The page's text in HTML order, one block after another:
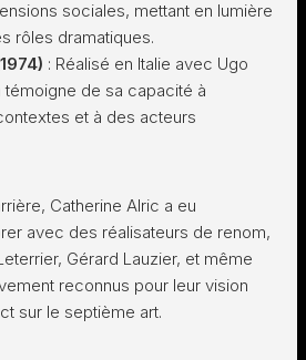
sociales, mettant en lumière
rôles dramatiques.
: Réalisé en Italie avec Ugo
de sa capacité à
et à des acteurs
Catherine Alric a eu
avec des réalisateurs de renom,
Gérard Lauzier, et même
reconnus pour leur vision
sur le septième art.